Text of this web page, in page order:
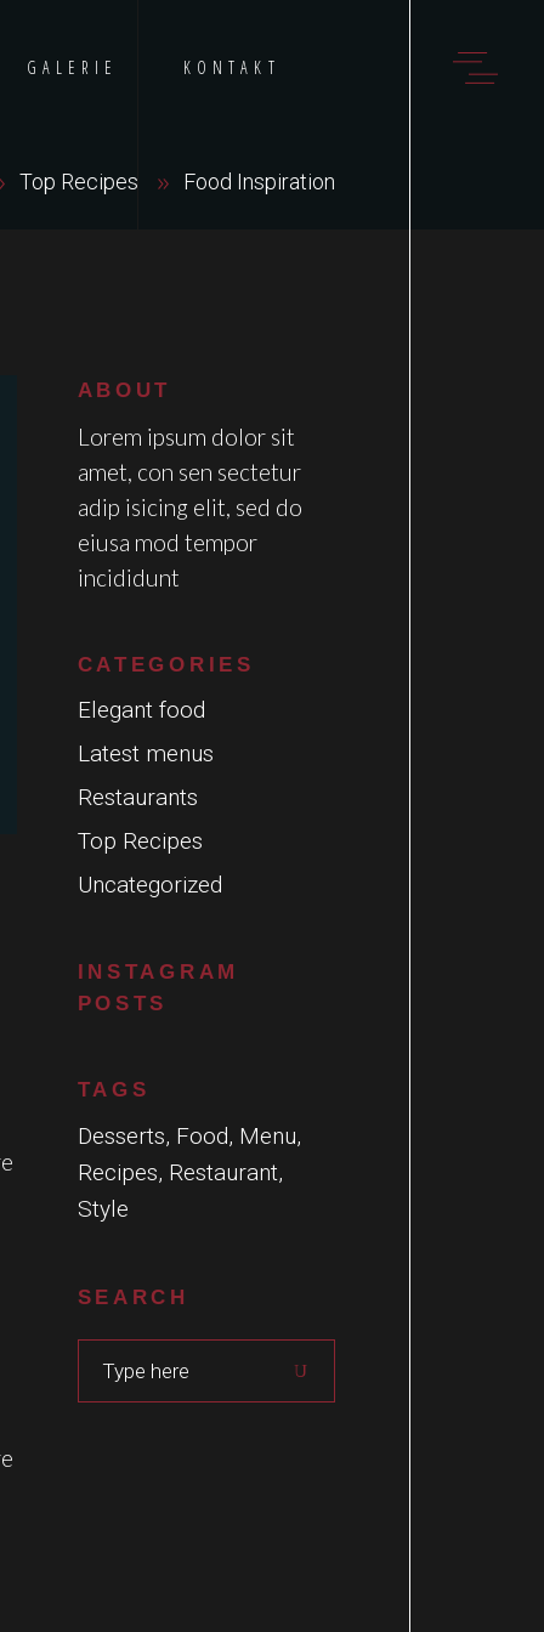
GALERIE KONTAKT
Top Recipes Food Inspiration
ABOUT
Lorem ipsum dolor sit
amet, con sen sectetur
adip isicing elit, sed do
eiusa mod tempor
incididunt
CATEGORIES
Elegant food
Latest menus
Restaurants
Top Recipes
Uncategorized
INSTAGRAM
POSTS
TAGS
Desserts Food Menu
Recipes Restaurant
Style
SEARCH
Search